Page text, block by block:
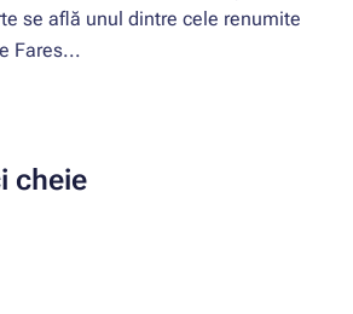
se află unul dintre cele renumite
Fares...
cheie